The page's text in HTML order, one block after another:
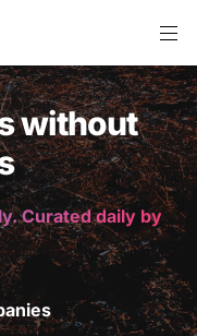
without
Curated daily by